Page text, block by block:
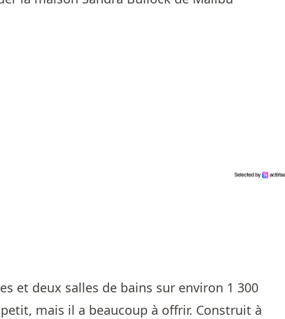
et deux salles de bains sur environ 1 300
mais il a beaucoup à offrir. Construit à